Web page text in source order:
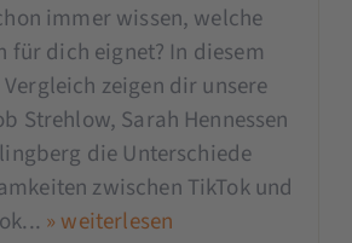
immer wissen, welche
für dich eignet? In diesem
zeigen dir unsere
Strehlow, Sarah Hennessen
die Unterschiede
zwischen TikTok und
» weiterlesen